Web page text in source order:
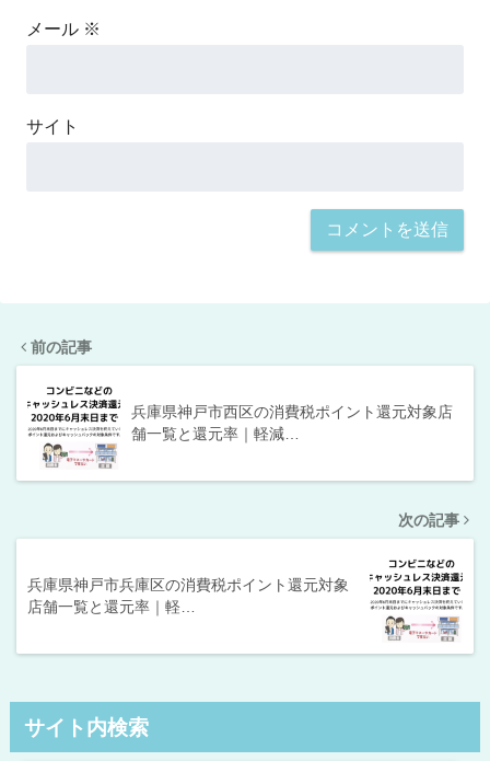
メール ※
サイト
前の記事
兵庫県神戸市西区の消費税ポイント還元対象店
舗一覧と還元率｜軽減…
次の記事
兵庫県神戸市兵庫区の消費税ポイント還元対象
店舗一覧と還元率｜軽…
サイト内検索